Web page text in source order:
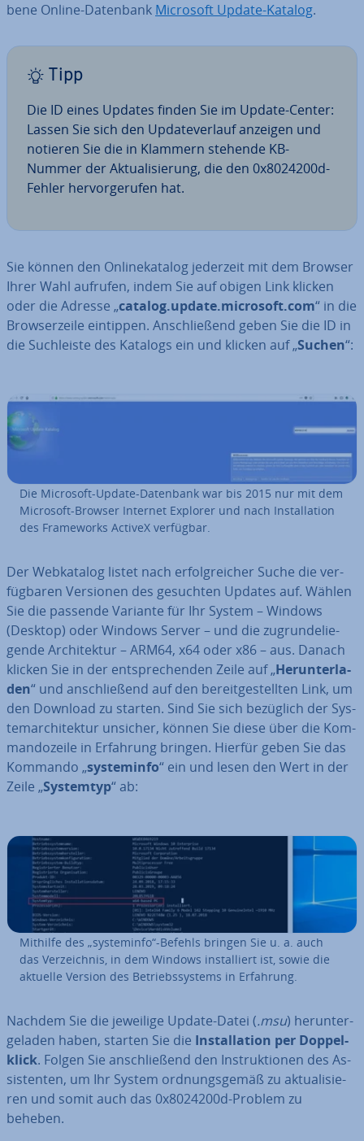
be­ne Online-Datenbank Microsoft Update-Katalog.
Tipp
Die ID eines Updates finden Sie im Update-Center:
Lassen Sie sich den Up­date­ver­lauf anzeigen und
notieren Sie die in Klammern stehende KB-
Nummer der Ak­tua­li­sie­rung, die den 0x8024200d-
Fehler her­vor­ge­ru­fen hat.
Sie können den On­line­ka­ta­log jederzeit mit dem Browser
Ihrer Wahl aufrufen, indem Sie auf obigen Link klicken
oder die Adresse „catalog.update.microsoft.com“ in die
Brow­ser­zei­le eintippen. An­schlie­ßend geben Sie die ID in
die Such­leis­te des Katalogs ein und klicken auf „Suchen“:
Die Microsoft-Update-Datenbank war bis 2015 nur mit dem
Microsoft-Browser Internet Explorer und nach In­stal­la­ti­on
des Frame­works ActiveX verfügbar.
Der Web­ka­ta­log listet nach er­folg­rei­cher Suche die ver­
füg­ba­ren Versionen des gesuchten Updates auf. Wählen
Sie die passende Variante für Ihr System – Windows
(Desktop) oder Windows Server – und die zu­grun­de­lie­
gen­de Ar­chi­tek­tur – ARM64, x64 oder x86 – aus. Danach
klicken Sie in der ent­spre­chen­den Zeile auf „Her­un­ter­la­
den“ und an­schlie­ßend auf den be­reit­ge­stell­ten Link, um
den Download zu starten. Sind Sie sich bezüglich der Sys­
tem­ar­chi­tek­tur unsicher, können Sie diese über die Kom­
man­do­zei­le in Erfahrung bringen. Hierfür geben Sie das
Kommando „sys­tem­in­fo“ ein und lesen den Wert in der
Zeile „Systemtyp“ ab:
Mithilfe des „sys­tem­in­fo“-Befehls bringen Sie u. a. auch
das Ver­zeich­nis, in dem Windows in­stal­liert ist, sowie die
aktuelle Version des Be­triebs­sys­tems in Erfahrung.
Nachdem Sie die jeweilige Update-Datei (.msu) her­un­ter­
ge­la­den haben, starten Sie die In­stal­la­ti­on per Dop­pel­
klick. Folgen Sie an­schlie­ßend den In­struk­tio­nen des As­
sis­ten­ten, um Ihr System ord­nungs­ge­mäß zu ak­tua­li­sie­
ren und somit auch das 0x8024200d-Problem zu
beheben.